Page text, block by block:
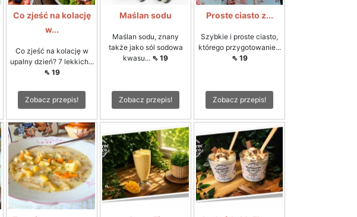
Co zjeść na kolację
w...
Co zjeść na kolację w
upalny dzień? 7 lekkich...
⇖ 19
Zobacz przepis!
Maślan sodu
Maślan sodu, znany
także jako sól sodowa
kwasu... ⇖ 19
Zobacz przepis!
Proste ciasto z...
Szybkie i proste ciasto,
którego przygotowanie...
⇖ 19
Zobacz przepis!